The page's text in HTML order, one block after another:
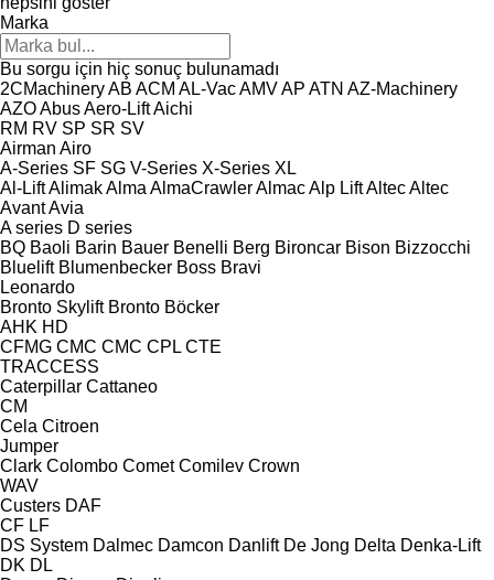
Marka
Bu sorgu için hiç sonuç bulunamadı
2CMachineryAB ACM AL-VacAMVAP ATN AZ-Machinery
AZOAbusAero-LiftAichi
RM RV SP SR SV
Airman Airo
A-Series SF SG V-Series X-Series XL
Al-LiftAlimakAlma AlmaCrawlerAlmacAlp LiftAltecAltec
AvantAvia
A series D series
BQ Baoli Barin Bauer Benelli Berg Bironcar Bison Bizzocchi
Bluelift Blumenbecker Boss Bravi
Leonardo
Bronto Skylift Bronto Böcker
AHK HD
CFMG CMC CMC CPL CTE
TRACCESS
Caterpillar Cattaneo
CM
Cela Citroen
Jumper
Clark Colombo Comet Comilev Crown
WAV
Custers DAF
CF LF
DS System Dalmec Damcon Danlift De Jong Delta Denka-Lift
DK DL